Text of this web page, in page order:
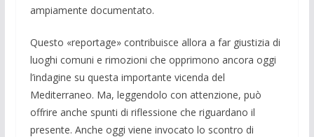
ampiamente documentato.
Questo «reportage» contribuisce allora a far giustizia di
luoghi comuni e rimozioni che opprimono ancora oggi
l’indagine su questa importante vicenda del
Mediterraneo. Ma, leggendolo con attenzione, può
offrire anche spunti di riflessione che riguardano il
presente. Anche oggi viene invocato lo scontro di